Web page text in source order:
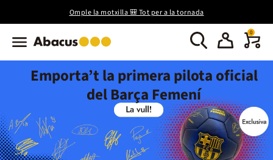
Omple la motxilla 🎒 Tot per a la tornada
0
Emporta’t la primera pilota oficial
del Barça Femení